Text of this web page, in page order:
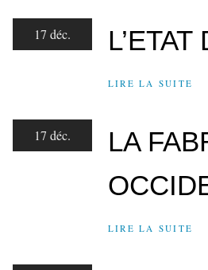
17 déc. L’ETAT
LIRE LA SUITE
17 déc.
LA
LIRE LA SUITE